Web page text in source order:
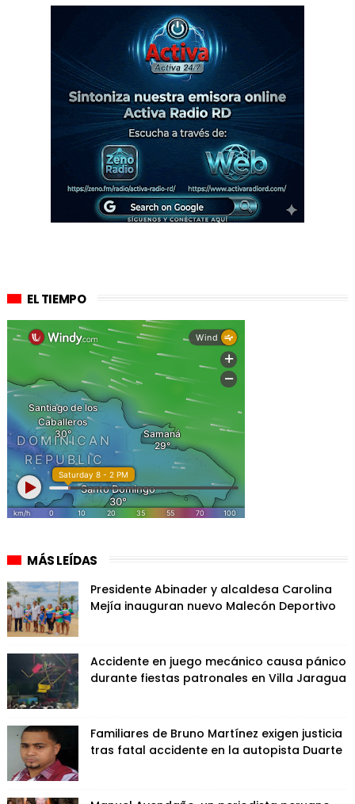
EL TIEMPO
MÁS LEÍDAS
Presidente Abinader y alcaldesa Carolina
Mejía inauguran nuevo Malecón Deportivo
Accidente en juego mecánico causa pánico
durante fiestas patronales en Villa Jaragua
Familiares de Bruno Martínez exigen justicia
tras fatal accidente en la autopista Duarte